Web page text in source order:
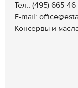
Тел.: (495) 665-
E-mail:
Консервы и